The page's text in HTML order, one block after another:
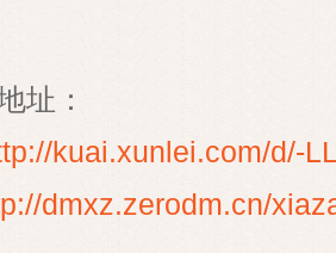
址：
kuai.xunlei.com/d/-
dmxz.zerodm.cn/